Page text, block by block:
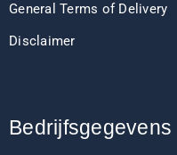
General Terms of Delivery
Disclaimer
Bedrijfsgegevens